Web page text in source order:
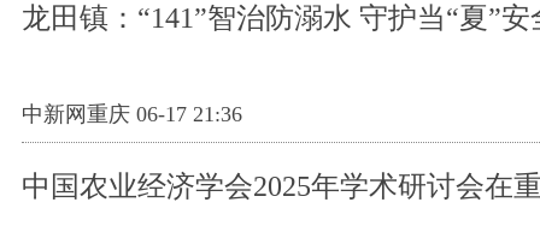
龙田镇：“141”智治防溺水 守护当“夏”安
中新网重庆 06-17 21:36
中国农业经济学会2025年学术研讨会在